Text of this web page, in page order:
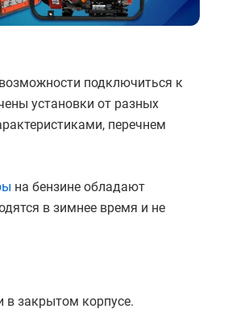
подключиться к
установки от разных
перечнем
на бензине обладают
в зимнее время и не
в закрытом корпусе.